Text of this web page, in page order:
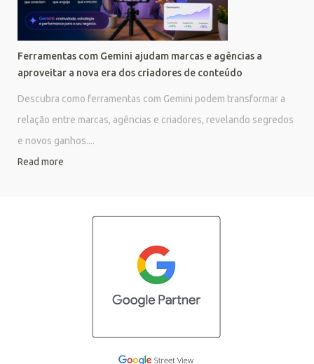
Ferramentas com Gemini ajudam marcas e agências a
aproveitar a nova era dos criadores de conteúdo
Descubra como ferramentas com Gemini podem transformar a
relação entre marcas, agências e criadores, revelando segredos
e novos ganhos....
Read more